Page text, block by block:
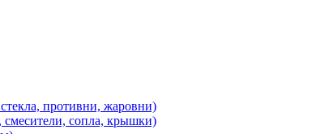
противни, жаровни)
смесители, сопла, крышки)